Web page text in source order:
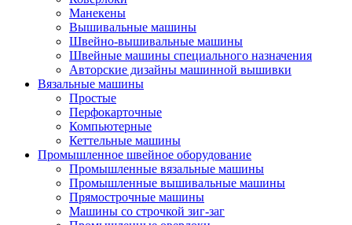
Манекены
Вышивальные машины
Швейно-вышивальные машины
Швейные машины специального назначения
Авторские дизайны машинной вышивки
Вязальные машины
Простые
Перфокарточные
Компьютерные
Кеттельные машины
Промышленное швейное оборудование
Промышленные вязальные машины
Промышленные вышивальные машины
Прямострочные машины
Машины со строчкой зиг-заг